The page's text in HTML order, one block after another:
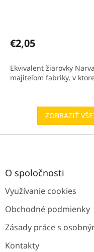
€2,05
Ekvivalent žiarovky
majiteľom fabriky, v
ZOBRAZIŤ
Z
O spoločnosti
Využívanie cookies
Obchodné podmienky
Zásady práce s
Kontakty